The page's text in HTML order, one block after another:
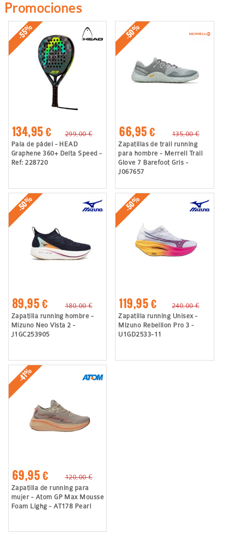
Promociones
-55%
134,95 €
299,00 €
Pala de pádel - HEAD
Graphene 360+ Delta Speed -
Ref: 228720
-50%
66,95 €
135,00 €
Zapatillas de trail running
para hombre - Merrell Trail
Glove 7 Barefoot Gris -
J067657
-50%
89,95 €
180,00 €
Zapatilla running hombre -
Mizuno Neo Vista 2 -
J1GC253905
-50%
119,95 €
240,00 €
Zapatilla running Unisex -
Mizuno Rebellion Pro 3 -
U1GD2533-11
-41%
69,95 €
120,00 €
Zapatilla de running para
mujer - Atom GP Max Mousse
Foam Lighg - AT178 Pearl